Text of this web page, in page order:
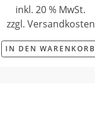
inkl. 20 % MwSt.
zzgl. Versandkosten
IN DEN WARENKORB